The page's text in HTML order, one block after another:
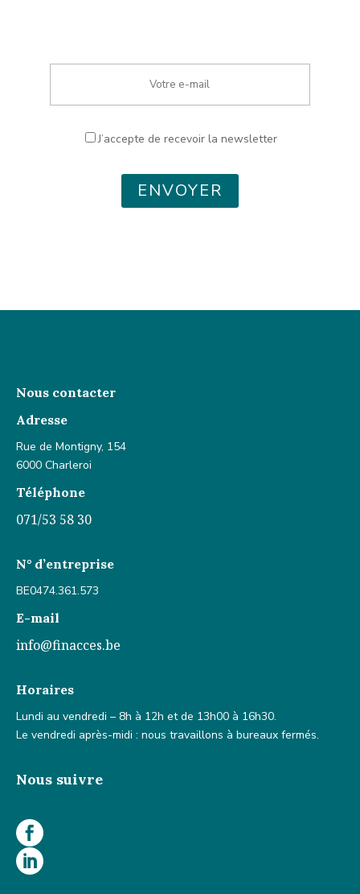
J’accepte de recevoir la newsletter
ENVOYER
Nous contacter
Adresse
Rue de Montigny, 154
6000 Charleroi
Téléphone
071/53 58 30
N° d’entreprise
BE0474.361.573
E-mail
info@finacces.be
Horaires
Lundi au vendredi – 8h à 12h et de 13h00 à 16h30.
Le vendredi après-midi : nous travaillons à bureaux fermés.
Nous suivre

